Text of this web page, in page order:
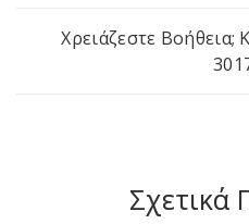
Χρειάζεστε Βοήθεια;
Σχετικά